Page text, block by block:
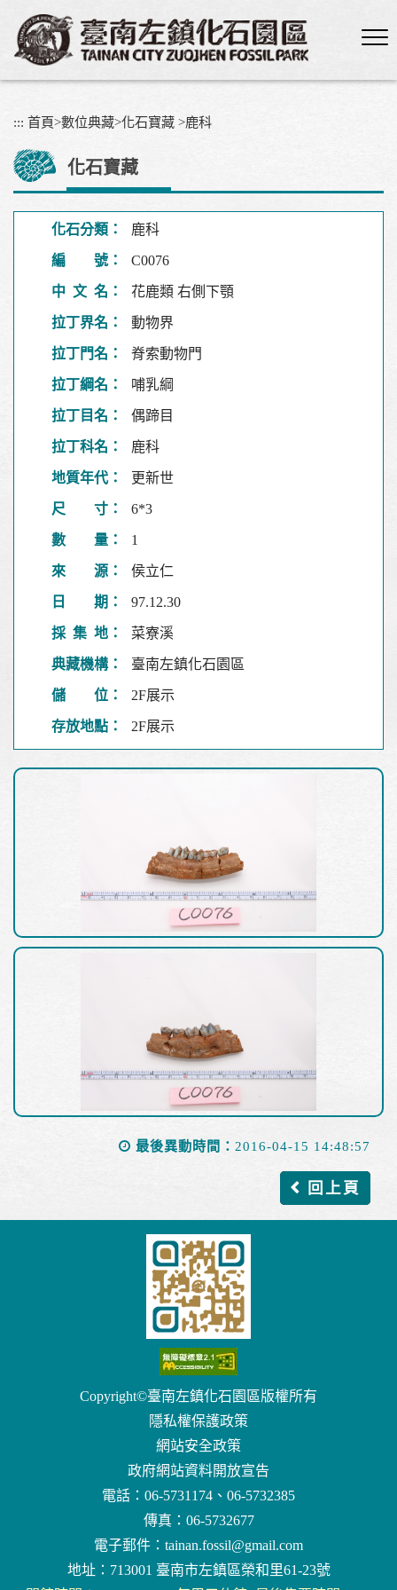
內
::: 首頁>數位典藏>化石寶藏 >鹿科
化石寶藏
化石分類： 鹿科
編 號： C0076
中 文 名： 花鹿類 右側下顎
拉丁界名： 動物界
拉丁門名： 脊索動物門
拉丁綱名： 哺乳綱
拉丁目名： 偶蹄目
拉丁科名： 鹿科
地質年代： 更新世
尺 寸： 6*3
數 量： 1
來 源： 侯立仁
日 期： 97.12.30
採 集 地： 菜寮溪
典藏機構： 臺南左鎮化石園區
儲 位： 2F展示
存放地點： 2F展示
最後異動時間： 2016-04-15 14:48:57
回上頁
Copyright©臺南左鎮化石園區版權所有
隱私權保護政策
網站安全政策
政府網站資料開放宣告
電話：06-5731174、06-5732385
傳真：06-5732677
電子郵件： tainan.fossil@gmail.com
地址：713001 臺南市左鎮區榮和里61-23號